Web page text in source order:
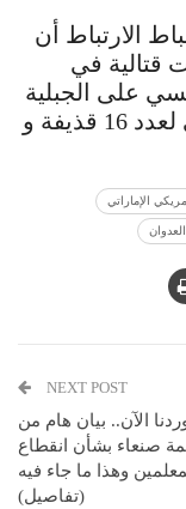
الارتباط أن
قتالية في
على الجبلية
و حيس و5 خروقات بقصف مدفعي لعدد 16 قذيفة و
الإماراتي
NEXT POST
الآن.. بيان هام من
صنعاء بشأن انقطاع
وهذا ما جاء فيه
(تفاصيل)